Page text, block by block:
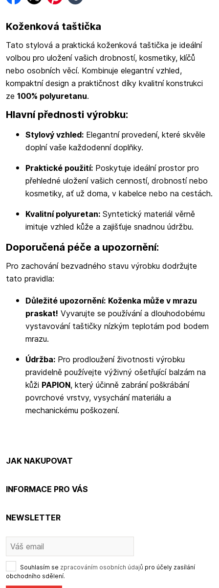
Koženková taštička
Tato stylová a praktická koženková taštička je ideální
volbou pro uložení vašich drobností, kosmetiky, klíčů
nebo osobních věcí. Kombinuje elegantní vzhled,
kompaktní design a praktičnost díky kvalitní konstrukci
ze 100% polyuretanu.
Hlavní přednosti výrobku:
Stylový vzhled: Elegantní provedení, které skvěle
doplní vaše každodenní doplňky.
Praktické použití: Poskytuje ideální prostor pro
přehledné uložení vašich cenností, drobností nebo
kosmetiky, ať už doma, v kabelce nebo na cestách.
Kvalitní polyuretan: Syntetický materiál věrně
imituje vzhled kůže a zajišťuje snadnou údržbu.
Doporučená péče a upozornění:
Pro zachování bezvadného stavu výrobku dodržujte
tato pravidla:
Důležité upozornění: Koženka může v mrazu
praskat! Vyvarujte se používání a dlouhodobému
vystavování taštičky nízkým teplotám pod bodem
mrazu.
Údržba: Pro prodloužení životnosti výrobku
pravidelně používejte výživný ošetřující balzám na
kůži PAPION, který účinně zabrání poškrábání
povrchové vrstvy, vysychání materiálu a
mechanickému poškození.
JAK NAKUPOVAT
INFORMACE PRO VÁS
NEWSLETTER
Souhlasím se zpracováním osobních údajů pro účely zasílání
obchodního sdělení.